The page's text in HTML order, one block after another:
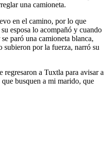
una camioneta.
en el camino, por lo que
esposa lo acompañó y cuando
paró una camioneta blanca,
subieron por la fuerza, narró su
regresaron a Tuxtla para avisar a
busquen a mi marido, que